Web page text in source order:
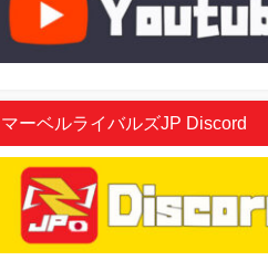
マーベルライバルズJP Discord